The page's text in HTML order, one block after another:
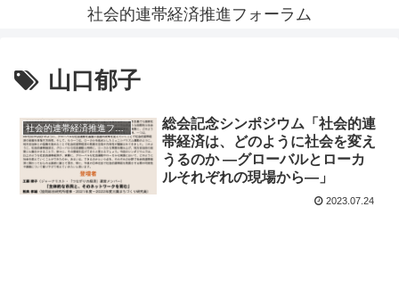
社会的連帯経済推進フォーラム
山口郁子
社会的連帯経済推進フォーラム News
総会記念シンポジウム「社会的連
帯経済は、どのように社会を変え
うるのか ―グローバルとローカ
ルそれぞれの現場から―」
2023.07.24